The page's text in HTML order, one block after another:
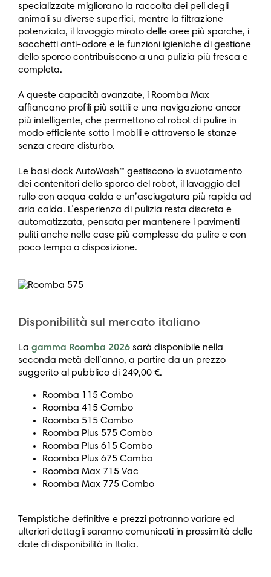
specializzate migliorano la raccolta dei peli degli
animali su diverse superfici, mentre la filtrazione
potenziata, il lavaggio mirato delle aree più sporche, i
sacchetti anti-odore e le funzioni igieniche di gestione
dello sporco contribuiscono a una pulizia più fresca e
completa.
A queste capacità avanzate, i Roomba Max
affiancano profili più sottili e una navigazione ancor
più intelligente, che permettono al robot di pulire in
modo efficiente sotto i mobili e attraverso le stanze
senza creare disturbo.
Le basi dock AutoWash™ gestiscono lo svuotamento
dei contenitori dello sporco del robot, il lavaggio del
rullo con acqua calda e un’asciugatura più rapida ad
aria calda. L’esperienza di pulizia resta discreta e
automatizzata, pensata per mantenere i pavimenti
puliti anche nelle case più complesse da pulire e con
poco tempo a disposizione.
Disponibilità sul mercato italiano
La gamma Roomba 2026 sarà disponibile nella
seconda metà dell’anno, a partire da un prezzo
suggerito al pubblico di 249,00 €.
Roomba 115 Combo
Roomba 415 Combo
Roomba 515 Combo
Roomba Plus 575 Combo
Roomba Plus 615 Combo
Roomba Plus 675 Combo
Roomba Max 715 Vac
Roomba Max 775 Combo
Tempistiche definitive e prezzi potranno variare ed
ulteriori dettagli saranno comunicati in prossimità delle
date di disponibilità in Italia.